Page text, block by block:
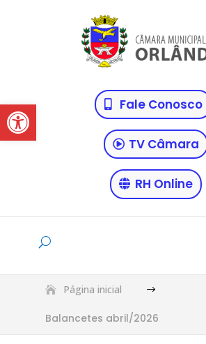
Abrir a barra de ferramentasFale Conosco
TV Câmara
RH Online
Página inicial $
Balancetes abril/2026